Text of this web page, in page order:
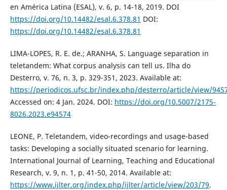
en América Latina (ESAL), v. 6, p. 14-18, 2019. DOI
https://doi.org/10.14482/esal.6.378.81 DOI:
https://doi.org/10.14482/esal.6.378.81
LIMA-LOPES, R. E. de.; ARANHA, S. Language separation in
teletandem: What corpus analysis can tell us. Ilha do
Desterro, v. 76, n. 3, p. 329-351, 2023. Available at:
https://periodicos.ufsc.br/index.php/desterro/article/view/
Accessed on: 4 Jan. 2024. DOI: https://doi.org/10.5007/2175-
8026.2023.e94574
LEONE, P. Teletandem, video-recordings and usage-based
tasks: Developing a socially situated scenario for learning.
International Journal of Learning, Teaching and Educational
Research, v. 9, n. 1, p. 41-50, 2014. Available at:
https://www.ijlter.org/index.php/ijlter/article/view/203/79.